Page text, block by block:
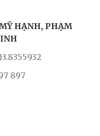
HẠNH, PHẠM
897